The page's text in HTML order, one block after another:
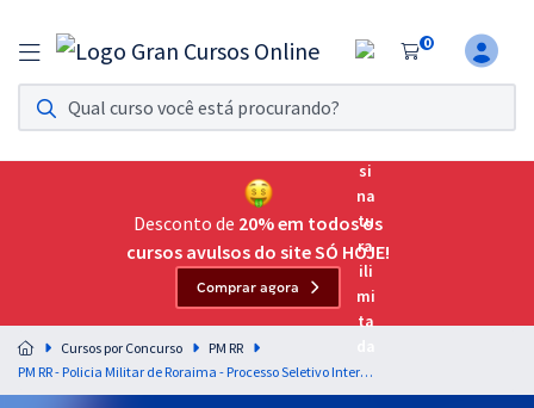
0
Assinatura Ilimitada 11
Acesso a todos os cursos. Teste grátis por 7 dias!
Assinatura OAB Até Passar
Acesso ilimitado a toda preparação para o Exame da
Residências Multiprofissionais
Preparação completa e intensiva para as principais
residências em saúde do Brasil
Desconto de 20% em todos os
cursos avulsos do site SÓ HOJE!
Comprar agora
Cursos por Concurso
PM RR
PM RR - Policia Militar de Roraima - Processo Seletivo Interno para o Cargo de Formação de 3° Sargento PM do Quadro de Praças Combatentes Policiais Militares (CFS QCP PM) (Pós-Edital)